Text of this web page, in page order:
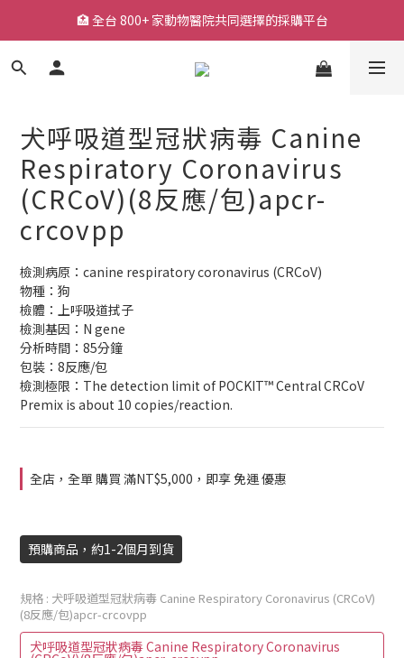
🏥 全台 800+ 家動物醫院共同選擇的採購平台
🏥 全台 800+ 家動物醫院共同選擇的採購平台
🚚 平日下單快速出貨，常用耗材一站採購
🏥 全台 800+ 家動物醫院共同選擇的採購平台
犬呼吸道型冠狀病毒 Canine
Respiratory Coronavirus
(CRCoV)(8反應/包)apcr-
crcovpp
檢測病原：canine respiratory coronavirus (CRCoV)
物種：狗
檢體：上呼吸道拭子
檢測基因：N gene
分析時間：85分鐘
包裝：8反應/包
檢測極限：The detection limit of POCKIT™ Central CRCoV
Premix is about 10 copies/reaction.
全店，全單 購買 滿NT$5,000，即享 免運 優惠
預購商品，約1-2個月到貨
規格 : 犬呼吸道型冠狀病毒 Canine Respiratory Coronavirus (CRCoV)
(8反應/包)apcr-crcovpp
犬呼吸道型冠狀病毒 Canine Respiratory Coronavirus